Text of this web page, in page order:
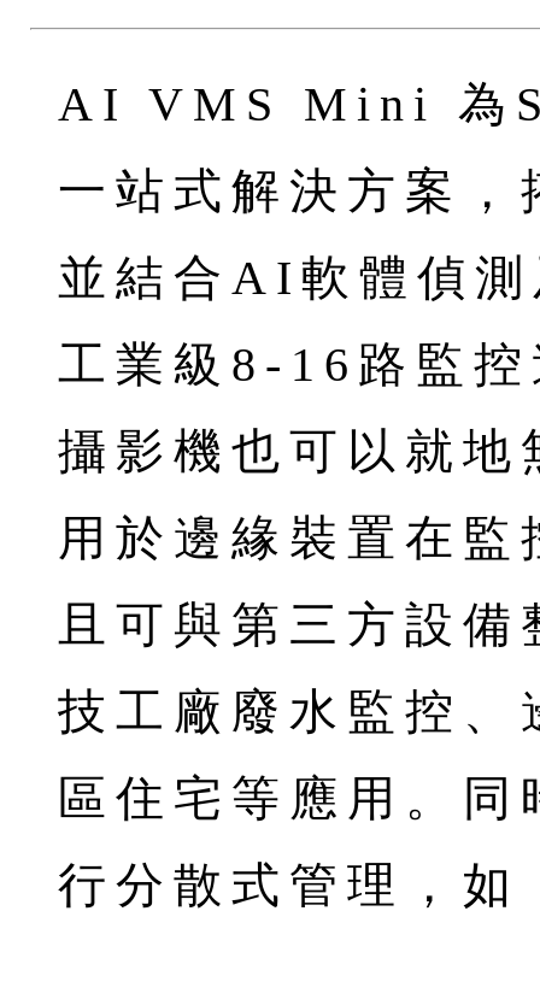
AI VMS Mini 為
一站式解決方案
並結合AI軟體偵
工業級8-16路監
攝影機也可以就
用於邊緣裝置在
且可與第三方設
技工廠廢水監控
區住宅等應用。
行分散式管理，